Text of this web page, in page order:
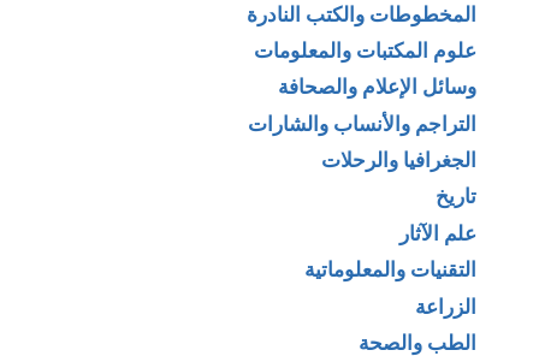
المخطوطات والكتب النادرة
علوم المكتبات والمعلومات
وسائل الإعلام والصحافة
التراجم والأنساب والشارات
الجغرافيا والرحلات
تاريخ
علم الآثار
التقنيات والمعلوماتية
الزراعة
الطب والصحة